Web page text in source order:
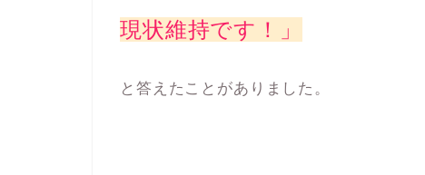
現状維持です！」
と答えたことがありました。